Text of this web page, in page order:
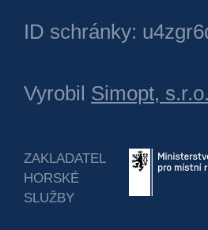
ID schránky:
Vyrobil Simopt, s.r.o.
ZAKLADATEL
HORSKÉ
SLUŽBY